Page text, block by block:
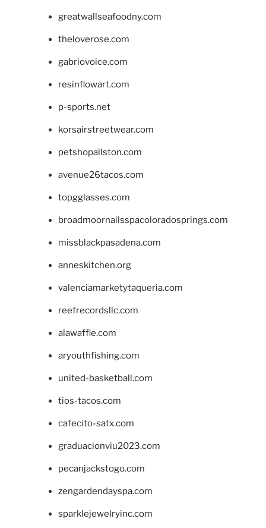
greatwallseafoodny.com
theloverose.com
gabriovoice.com
resinflowart.com
p-sports.net
korsairstreetwear.com
petshopallston.com
avenue26tacos.com
topgglasses.com
broadmoornailsspacoloradosprings.com
missblackpasadena.com
anneskitchen.org
valenciamarketytaqueria.com
reefrecordsllc.com
alawaffle.com
aryouthfishing.com
united-basketball.com
tios-tacos.com
cafecito-satx.com
graduacionviu2023.com
pecanjackstogo.com
zengardendayspa.com
sparklejewelryinc.com